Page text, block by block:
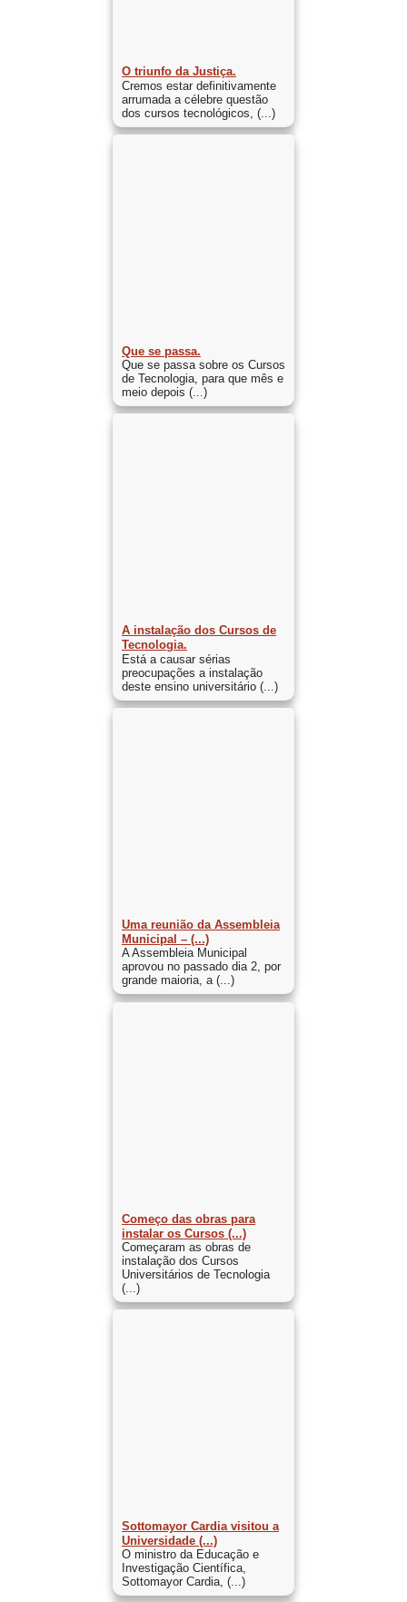
O triunfo da Justiça.
Cremos estar definitivamente
arrumada a célebre questão
dos cursos tecnológicos, (...)
Que se passa.
Que se passa sobre os Cursos
de Tecnologia, para que mês e
meio depois (...)
A instalação dos Cursos de
Tecnologia.
Está a causar sérias
preocupações a instalação
deste ensino universitário (...)
Uma reunião da Assembleia
Municipal – (...)
A Assembleia Municipal
aprovou no passado dia 2, por
grande maioria, a (...)
Começo das obras para
instalar os Cursos (...)
Começaram as obras de
instalação dos Cursos
Universitários de Tecnologia
(...)
Sottomayor Cardia visitou a
Universidade (...)
O ministro da Educação e
Investigação Científica,
Sottomayor Cardia, (...)